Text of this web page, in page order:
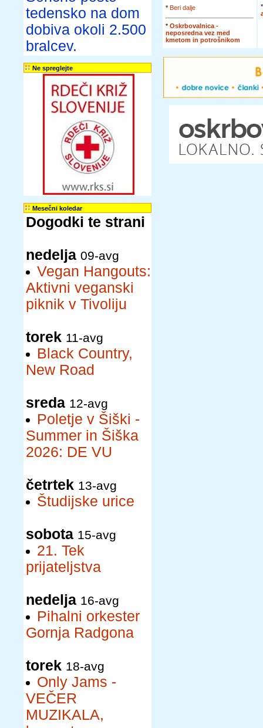
tedensko na dom
dobiva okoli 2.500
bralcev.
Ne spreglejte
Mesečni koledar
Dogodki te strani
nedelja 09-avg
Vegan Hangouts:
Aktivni veganski
piknik v Tivoliju
torek 11-avg
Black Country,
New Road
sreda 12-avg
Poletje v Šiški -
Summer in Šiška
2026: DE VU
četrtek 13-avg
Študijske urice
sobota 15-avg
21. Tek
prijateljstva
nedelja 16-avg
Pihalni orkester
Gornja Radgona
torek 18-avg
Only Jams -
VEČER
MUZIKALA,
* Beri dalje
* Oskrbovalnica -
neposredna vez med
kmetom in potrošnikom